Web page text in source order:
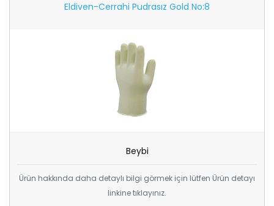
Eldiven-Cerrahi Pudrasız Gold No:8
Beybi
Ürün hakkında daha detaylı bilgi görmek için lütfen Ürün detayı
linkine tıklayınız.